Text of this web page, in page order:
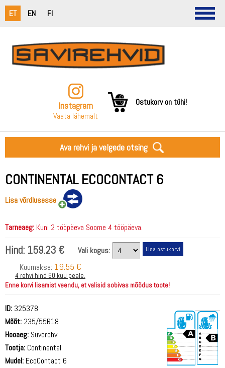
ET EN FI
Instagram
Vaata lähemalt
Ostukorv on tühi!
Ava rehvi ja velgede otsing
CONTINENTAL ECOCONTACT 6
Lisa võrdlusesse
Tarneaeg: Kuni 2 tööpäeva Soome 4 tööpäeva.
Hind: 159.23 €
Vali kogus:
Kuumakse: 19.55 €
4 rehvi hind 60 kuu peale.
Enne korvi lisamist veendu, et valisid sobivas mõõdus toote!
ID: 325378
Mõõt: 235/55R18
Hooaeg: Suverehv
Tootja: Continental
Mudel: EcoContact 6